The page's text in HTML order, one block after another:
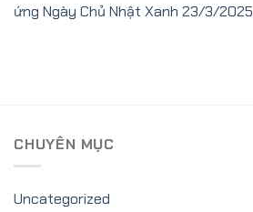
ứng Ngày Chủ Nhật Xanh 23/3/2025
CHUYÊN MỤC
Uncategorized